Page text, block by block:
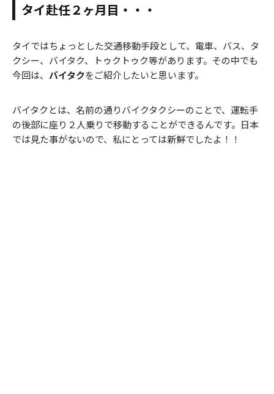
タイ赴任２ヶ月目・・・
タイではちょっとした交通移動手段として、電車、バス、タ
クシー、バイタク、トゥクトゥク等があります。その中でも
今回は、 バイタクをご紹介したいと思います。
バイタクとは、名前の通りバイクタクシーのことで、運転手
の後部に座り２人乗りで移動することができるんです。日本
では見た事がないので、私にとっては新鮮でしたよ！！